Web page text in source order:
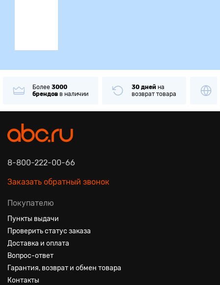
Более 3000
брендов в наличии
30 дней на
возврат товара
8-800-222-00-66
Заказать обратный звонок
Покупателю
Пункты выдачи
Проверить статус заказа
Доставка и оплата
Вопрос-ответ
Гарантия, возврат и обмен товара
Контакты